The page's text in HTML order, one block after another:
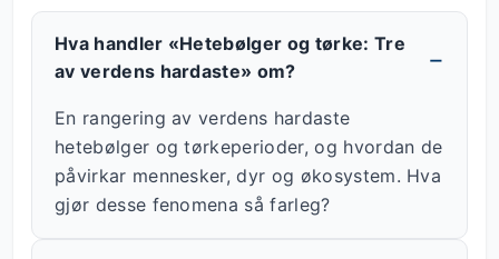
Hva handler «Hetebølger og tørke: Tre
av verdens hardaste» om?
En rangering av verdens hardaste
hetebølger og tørkeperioder, og hvordan de
påvirkar mennesker, dyr og økosystem. Hva
gjør desse fenomena så farleg?